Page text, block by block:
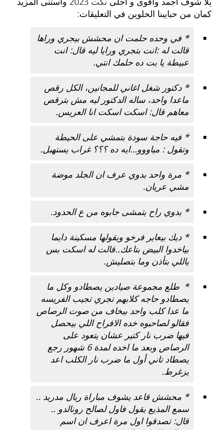
كمان من حبايبنا الحلوين في التعليقات:
* في وحده حلمت ان محشش بيجري وراها
قالت له :انت بتجري ورايا ليه قال: انت
عبيطة يا بت ده حلمك انتي.
* دكتور شغل اغاني للمجانين، الكل رقص
ماعدا واحد، ساله الدكتور ليه مش بترقص
معاهم قال: اسكت اسكت انا العريس.
* فيه حاجة سودة بتمشي على الحيطة
وتقول : مياووو…ايه ده ؟؟؟ غراب يستهبل.
* مرة واحد بدوي عرف ان الجلد موضة
مشي عريان.
* بدوي راح يتمشى جابوه من ع الحدود.
* ديك بيعاير فرخو ويقولها مسكينة دايما
بياخدوا البيض بتاعك..قالت له اسكت بس
ياللي بتأذن وما بتصليش.
* طلع مجموعة صيادين يصطادو وكل ما
يصطادو حاجه كلابهم تجري تجيب الفريسه
ما عدا كلب واحد بيخاف من صوت الرصاص
فقالو لصاحبوه خده الافراح اللي بيحصل
فيها ضرب نار كتير عشان يتعود على
الرصاص وبعد ما اخده لمدة 6 شهور رجع
يصطاد تاني أول ما ضرب نار الكلب اعد
يزغرط.
* محشش قاعد يشوف مباراة ريال مدريد ..
سمع المذيع يقول فاول لصالح رونالدو ..
قال: تصدقوا اول مرة اعرف ان اسم